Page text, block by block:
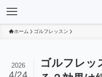
ホーム ゴルフレッスン
ゴルフレッ
2026
4/24